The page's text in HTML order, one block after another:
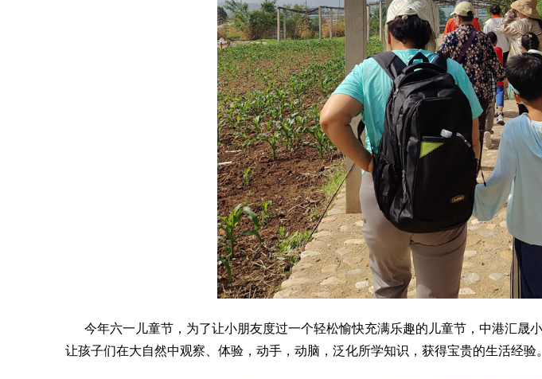
今年六一儿童节，为了让小朋友度过一个轻松愉快充满乐趣的儿童节，中港汇晟
让孩子们在大自然中观察、体验，动手，动脑，泛化所学知识，获得宝贵的生活经验。